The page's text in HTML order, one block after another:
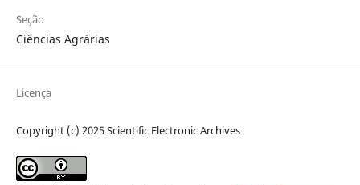
Seção
Ciências Agrárias
Licença
Copyright (c) 2025 Scientific Electronic Archives